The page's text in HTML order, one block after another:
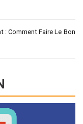
: Comment Faire Le Bon